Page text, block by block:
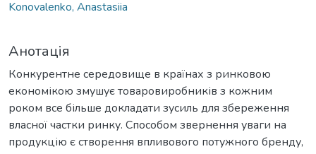
Konovalenko, Anastasiia
Анотація
Конкурентне середовище в країнах з ринковою
економікою змушує товаровиробників з кожним
роком все більше докладати зусиль для збереження
власної частки ринку. Способом звернення уваги на
продукцію є створення впливового потужного бренду,